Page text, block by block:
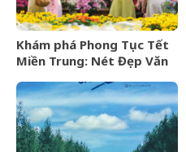
Khám phá Phong Tục Tết
Miền Trung: Nét Đẹp Văn